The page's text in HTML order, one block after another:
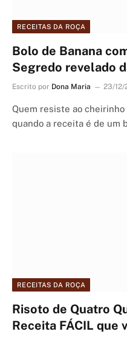
RECEITAS DA ROÇA
Bolo de Banana
Segredo revelado
Escrito por Dona Maria 23/12/
Quem resiste ao
quando a receita é de um
RECEITAS DA ROÇA
Risoto de Quatro
Receita FÁCIL que